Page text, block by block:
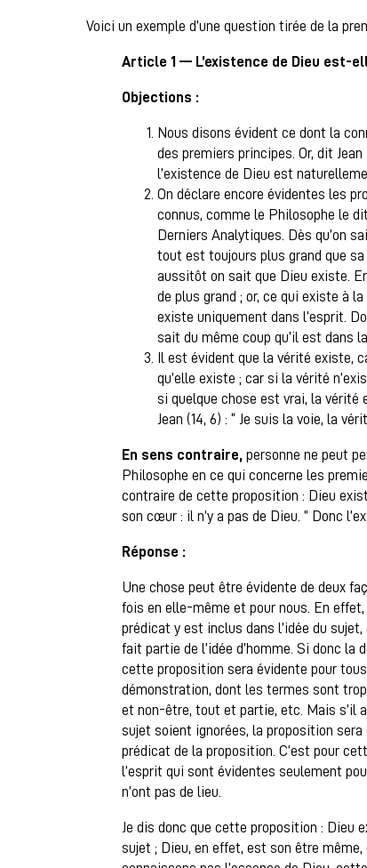
Voici un exemple d’une question tirée de la
Article 1 — L’existence de Dieu est-
Objections :
Nous disons évident ce dont la
des premiers principes. Or, dit
l’existence de Dieu est
On déclare encore évidentes les
connus, comme le Philosophe le
Derniers Analytiques. Dès qu’on
tout est toujours plus grand que sa
aussitôt on sait que Dieu existe.
de plus grand ; or, ce qui existe à
existe uniquement dans l’esprit.
sait du même coup qu’il est dans
Il est évident que la vérité existe,
qu’elle existe ; car si la vérité
si quelque chose est vrai, la vérité
Jean (14, 6) : “ Je suis la voie, la
En sens contraire, personne ne peut
Philosophe en ce qui concerne les
contraire de cette proposition : Dieu
son cœur : il n’y a pas de Dieu. ” Donc
Réponse :
Une chose peut être évidente de deux
fois en elle-même et pour nous. En
prédicat y est inclus dans l’idée du
fait partie de l’idée d’homme. Si donc
cette proposition sera évidente pour
démonstration, dont les termes sont
et non-être, tout et partie, etc. Mais s’il
sujet soient ignorées, la proposition
prédicat de la proposition. C’est pour
l’esprit qui sont évidentes seulement
n’ont pas de lieu.
Je dis donc que cette proposition : Dieu
sujet ; Dieu, en effet, est son être